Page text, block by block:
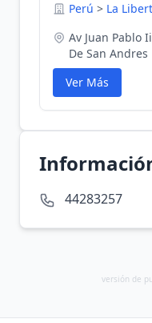
Perú > La
Av Juan Pablo
De San Andres
Ver Más
44283257
versión de